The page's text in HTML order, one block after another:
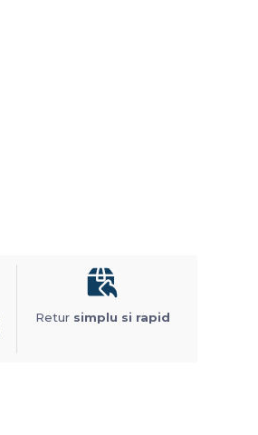
Retur simplu si rapid